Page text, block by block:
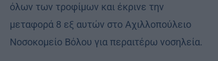
όλων των τροφίμων και έκρινε την
μεταφορά 8 εξ αυτών στο Αχιλλοπούλειο
Νοσοκομείο Βόλου για περαιτέρω νοσηλεία.